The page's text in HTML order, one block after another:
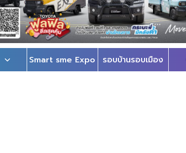
Smart sme Expo รอบบ้านรอบเมือง